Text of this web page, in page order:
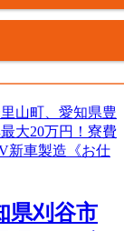
県刈谷市